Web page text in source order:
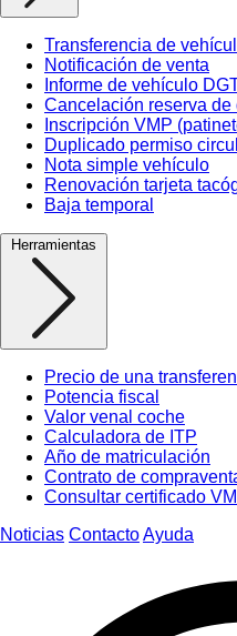
Transferencia de
Notificación de venta
Informe de vehículo
Cancelación reserva de
Inscripción VMP
Duplicado permiso
Nota simple vehículo
Renovación tarjeta
Baja temporal
Herramientas
Precio de una
Potencia fiscal
Valor venal coche
Calculadora de ITP
Año de matriculación
Contrato de
Consultar certificado
Noticias ContactoAyuda